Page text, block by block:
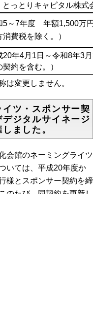
とっとりキャピタル株式
5～7年度 年額1,500万円
消費税を除く。）
20年4月1日～令和8年3月
契約を含む。）
変更しません。
ツ・スポンサー契
ジタルサイネージ
ました。
会館のネーミングライツ
いては、平成20年度か
様とスポンサー契約を締
のたび、同契約を更新し